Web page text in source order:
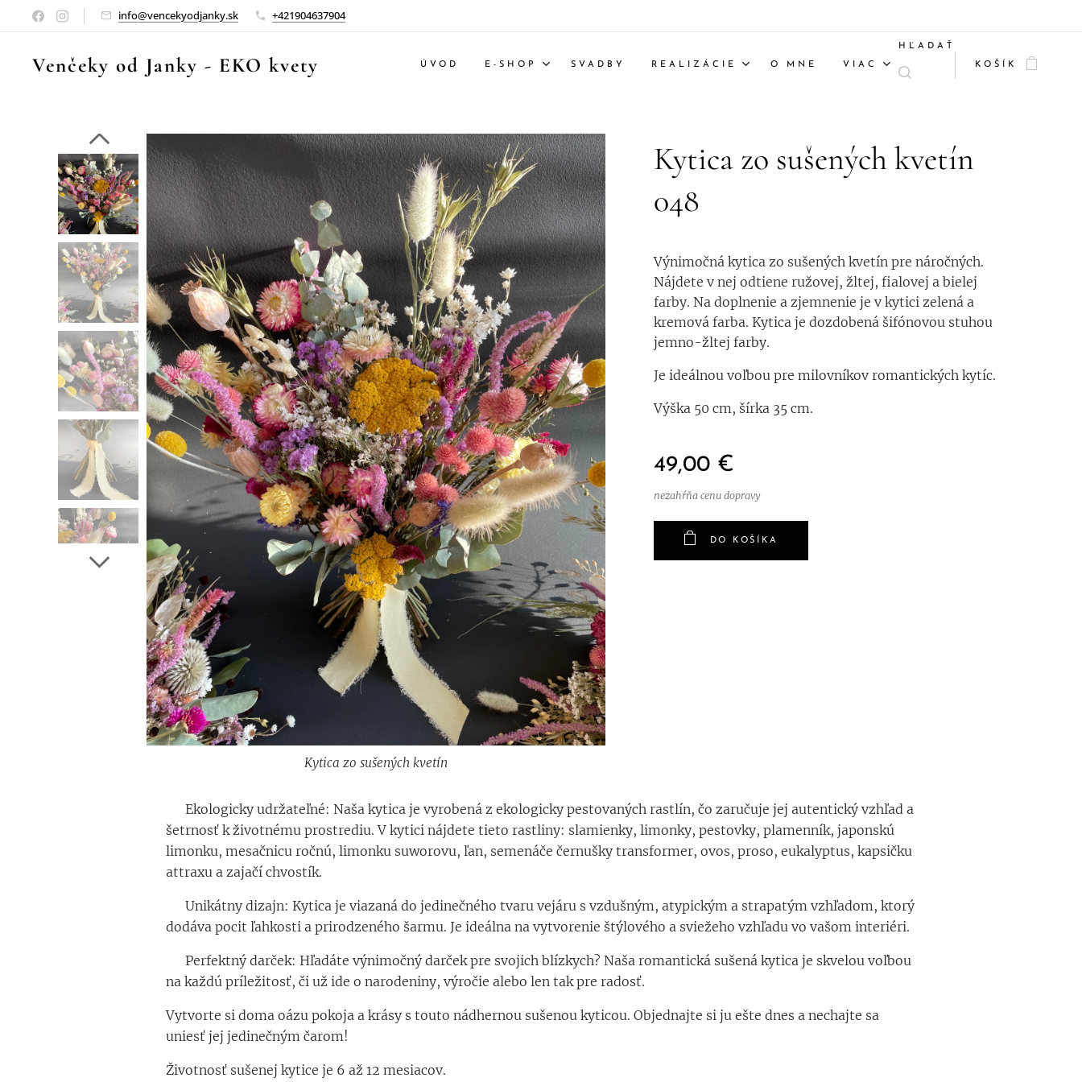
info@vencekyodjanky.sk +421904637904
Venčeky od Janky - EKO kvety ÚVOD E-SHOP SVADBY REALIZÁCIE O MNE VIAC
HĽADAŤ
KOŠÍK
Kytica zo sušených kvetín
048
Kytica zo sušených kvetín
Kytica zo sušených kvetín
Kytica zo sušených kvetín
Výnimočná kytica zo sušených kvetín pre náročných.
Nájdete v nej odtiene ružovej, žltej, fialovej a bielej
farby. Na doplnenie a zjemnenie je v kytici zelená a
kremová farba. Kytica je dozdobená šifónovou stuhou
jemno-žltej farby.
Je ideálnou voľbou pre milovníkov romantických kytíc.
Výška 50 cm, šírka 35 cm.
49,00 €
nezahŕňa cenu dopravy
DO KOŠÍKA
🌿 Ekologicky udržateľné: Naša kytica je vyrobená z ekologicky pestovaných rastlín, čo zaručuje jej autentický vzhľad a
šetrnosť k životnému prostrediu. V kytici nájdete tieto rastliny: slamienky, limonky, pestovky, plamenník, japonskú
limonku, mesačnicu ročnú, limonku suworovu, ľan, semenáče černušky transformer, ovos, proso, eukalyptus, kapsičku
attraxu a zajačí chvostík.
💐 Unikátny dizajn: Kytica je viazaná do jedinečného tvaru vejáru s vzdušným, atypickým a strapatým vzhľadom, ktorý
dodáva pocit ľahkosti a prirodzeného šarmu. Je ideálna na vytvorenie štýlového a sviežeho vzhľadu vo vašom interiéri.
🎁 Perfektný darček: Hľadáte výnimočný darček pre svojich blízkych? Naša romantická sušená kytica je skvelou voľbou
na každú príležitosť, či už ide o narodeniny, výročie alebo len tak pre radosť.
Vytvorte si doma oázu pokoja a krásy s touto nádhernou sušenou kyticou. Objednajte si ju ešte dnes a nechajte sa
uniesť jej jedinečným čarom!
Životnosť sušenej kytice je 6 až 12 mesiacov.